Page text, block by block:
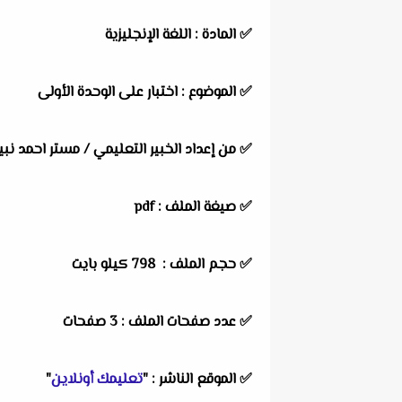
✅المادة : اللغة الإنجليزية
✅الموضوع : اختبار على الوحدة الأولى
✅من إعداد الخبير التعليمي / مستر احمد
✅ صيغة الملف : pdf
✅ حجم الملف : 798 كيلو بايت
✅ عدد صفحات الملف : 3 صفحات
✅الموقع الناشر : "تعليمك أونلاين"